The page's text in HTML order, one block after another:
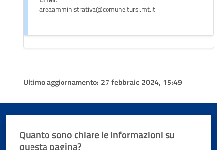
areaamministrativa@comune.tursi.mt.it
Ultimo aggiornamento: 27 febbraio 2024, 15:49
Quanto sono chiare le informazioni su
questa pagina?